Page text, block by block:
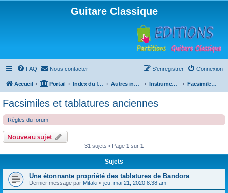
Guitare Classique
FAQ Nous contacter Connexion
S’enregistrer
Accueil Portail Index du forum Autres instruments à cordes pincées, ou styles Instruments anciens Facsimiles et tablatures anciennes
Facsimiles et tablatures anciennes
Règles du forum
Nouveau sujet
31 sujets • Page 1 sur 1
Sujets
Une étonnante propriété des tablatures de Bandora
Dernier message par Mitaki « jeu. mai 21, 2020 8:38 am